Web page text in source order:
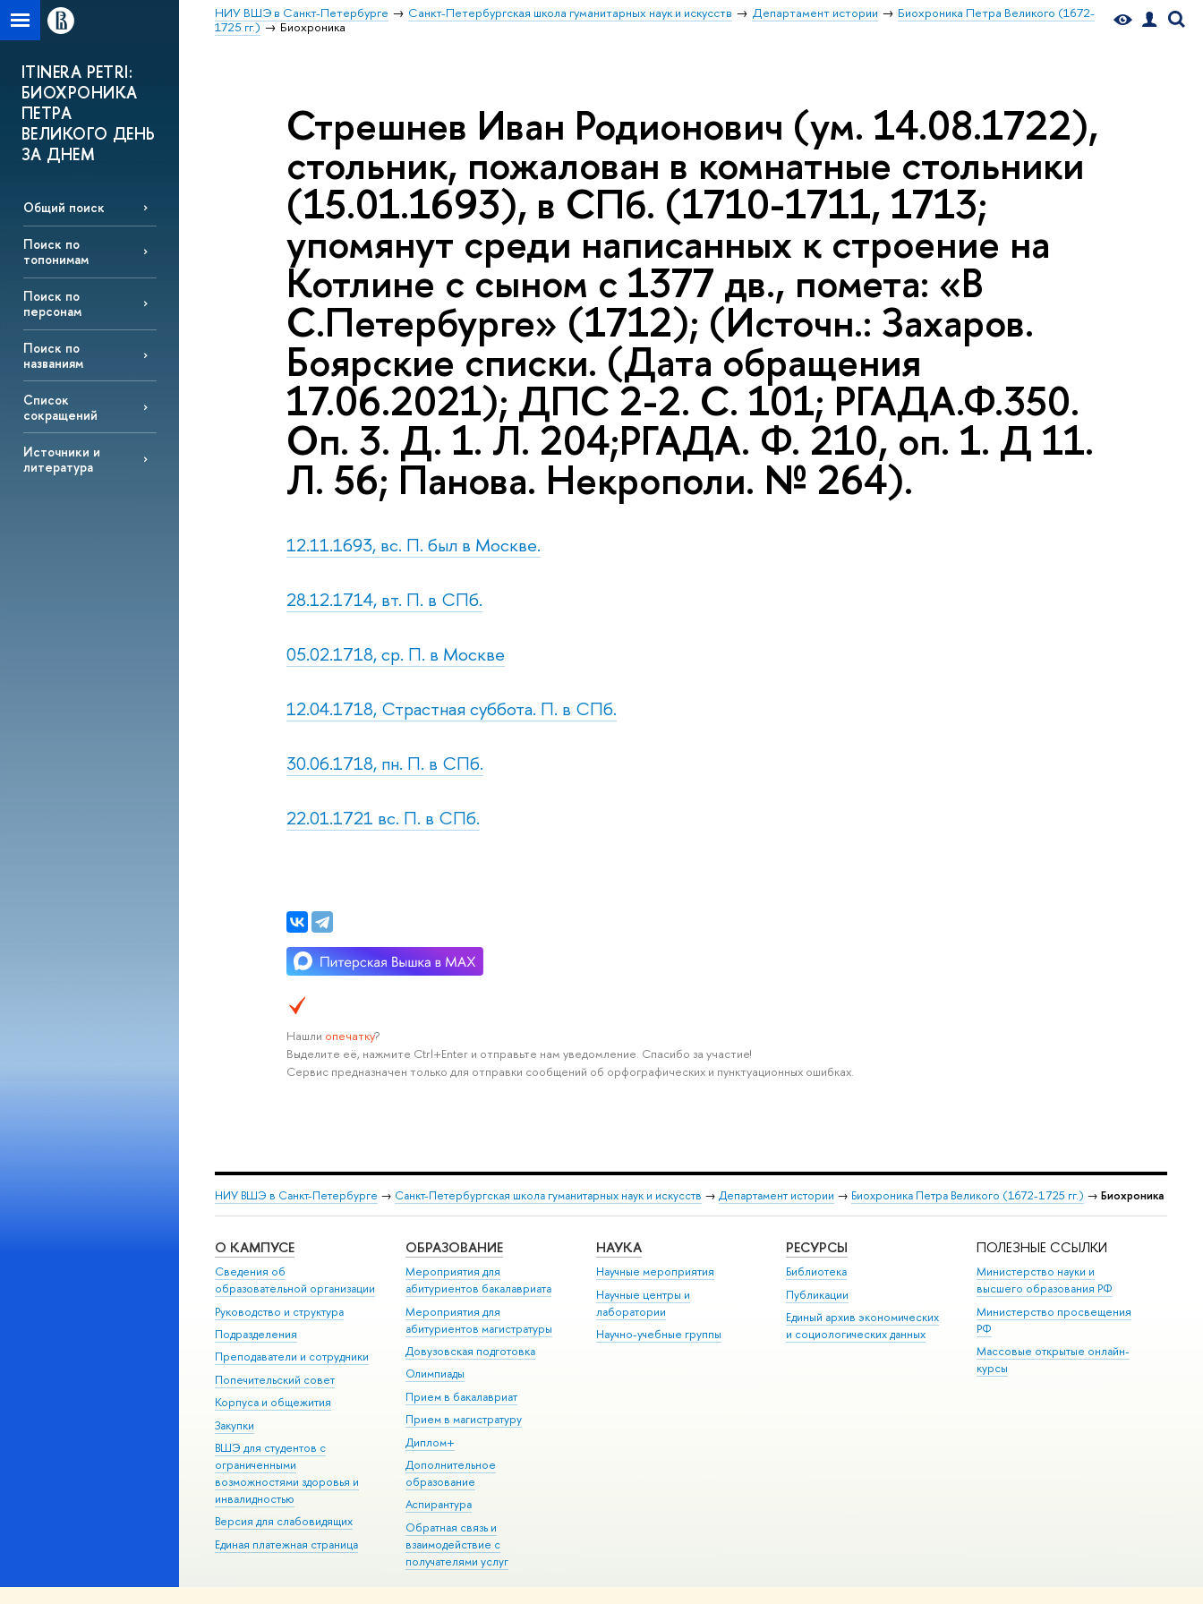
НИУ ВШЭ в Санкт-Петербурге Санкт-Петербургская школа гуманитарных наук и искусств Департамент истории
Биохроника Петра Великого (1672-
1725 гг.)
Биохроника
ITINERA PETRI:
БИОХРОНИКА
ПЕТРА
ВЕЛИКОГО ДЕНЬ
ЗА ДНЕМ
Общий поиск
Поиск по
топонимам
Поиск по
персонам
Поиск по
названиям
Список
сокращений
Источники и
литература
Стрешнев Иван Родионович (ум. 14.08.1722),
стольник, пожалован в комнатные стольники
(15.01.1693), в СПб. (1710-1711, 1713;
упомянут среди написанных к строение на
Котлине с сыном с 1377 дв., помета: «В
С.Петербурге» (1712); (Источн.: Захаров.
Боярские списки. (Дата обращения
17.06.2021); ДПС 2-2. С. 101; РГАДА.Ф.350.
Оп. 3. Д. 1. Л. 204;РГАДА. Ф. 210, оп. 1. Д 11.
Л. 56; Панова. Некрополи. № 264).
12.11.1693, вс. П. был в Москве.
28.12.1714, вт. П. в СПб.
05.02.1718, ср. П. в Москве
12.04.1718, Страстная суббота. П. в СПб.
30.06.1718, пн. П. в СПб.
22.01.1721 вс. П. в СПб.
Нашли опечатку?
Выделите её, нажмите Ctrl+Enter и отправьте нам уведомление. Спасибо за участие!
Сервис предназначен только для отправки сообщений об орфографических и пунктуационных ошибках.
НИУ ВШЭ в Санкт-Петербурге → Санкт-Петербургская школа гуманитарных наук и искусств → Департамент истории → Биохроника Петра Великого (1672-1725 гг.) → Биохроника
О КАМПУСЕ
Сведения об
образовательной организации
Руководство и структура
Подразделения
Преподаватели и сотрудники
Попечительский совет
Корпуса и общежития
Закупки
ВШЭ для студентов с
ограниченными
возможностями здоровья и
инвалидностью
Версия для слабовидящих
Единая платежная страница
ОБРАЗОВАНИЕ
Мероприятия для
абитуриентов бакалавриата
Мероприятия для
абитуриентов магистратуры
Довузовская подготовка
Олимпиады
Прием в бакалавриат
Прием в магистратуру
Диплом+
Дополнительное
образование
Аспирантура
Обратная связь и
взаимодействие с
получателями услуг
НАУКА
Научные мероприятия
Научные центры и
лаборатории
Научно-учебные группы
РЕСУРСЫ
Библиотека
Публикации
Единый архив экономических
и социологических данных
ПОЛЕЗНЫЕ ССЫЛКИ
Министерство науки и
высшего образования РФ
Министерство просвещения
РФ
Массовые открытые онлайн-
курсы